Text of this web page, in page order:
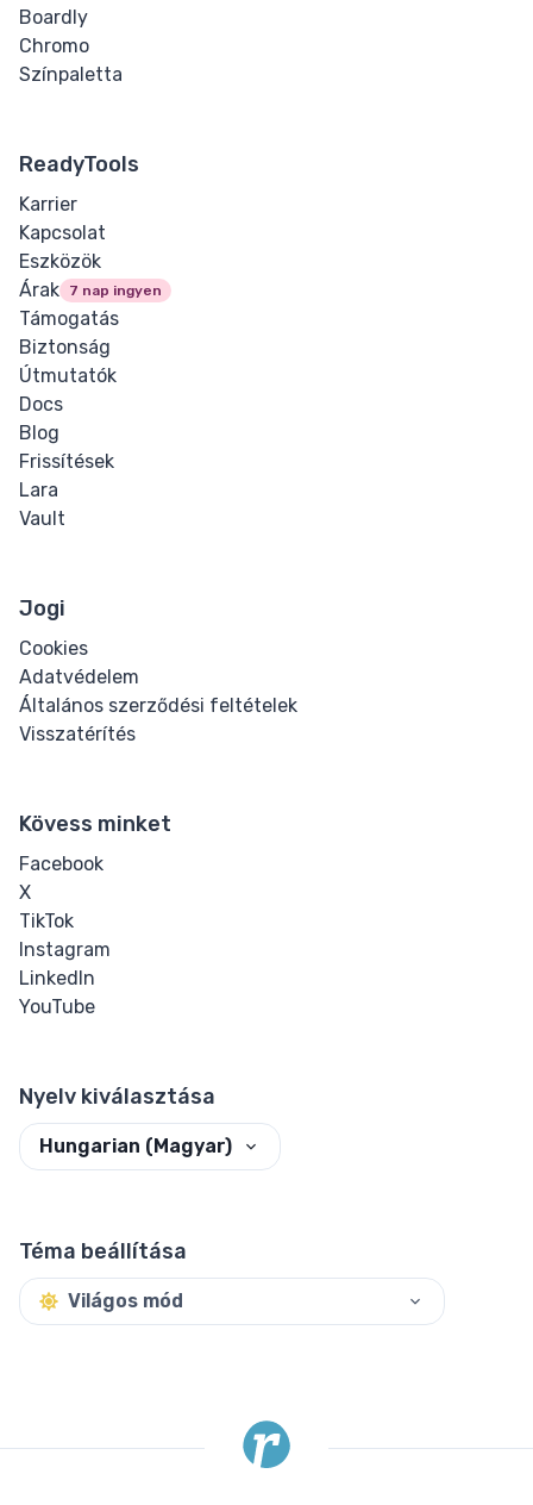
Boardly
Chromo
Színpaletta
ReadyTools
Karrier
Kapcsolat
Eszközök
Árak
7 nap ingyen
Támogatás
Biztonság
Útmutatók
Docs
Blog
Frissítések
Lara
Vault
Jogi
Cookies
Adatvédelem
Általános szerződési feltételek
Visszatérítés
Kövess minket
Facebook
X
TikTok
Instagram
LinkedIn
YouTube
Nyelv kiválasztása
Hungarian (Magyar)
Téma beállítása
Világos mód